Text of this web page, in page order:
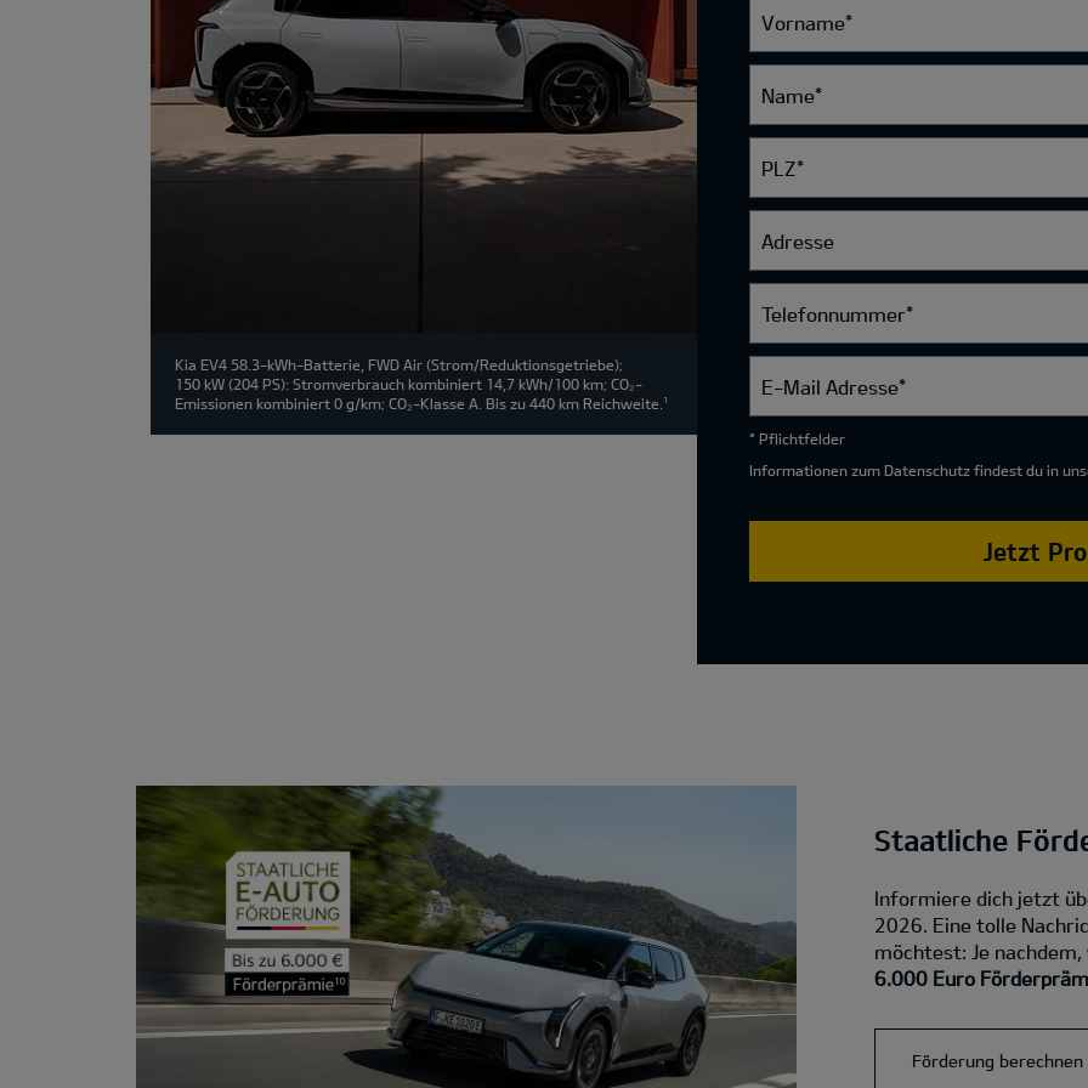
Kia EV4 58.3-kWh-Batterie, FWD Air (Strom/Reduktionsgetriebe);
150 kW (204 PS): Stromverbrauch kombiniert 14,7 kWh/100 km; CO₂-
Emissionen kombiniert 0 g/km; CO₂-Klasse A. Bis zu 440 km Reichweite.
1
Vorname*
Name*
PLZ*
Adresse
Telefonnummer*
E-Mail Adresse*
* Pflichtfelder
Informationen zum Datenschutz findest du in
Jetzt
Staatliche
Informiere dich jetzt
2026. Eine tolle
möchtest: Je
6.000 Euro
Förderung berechnen